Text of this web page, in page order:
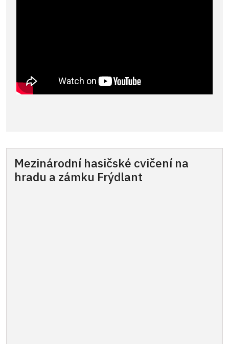
Mezinárodní hasičské cvičení na
hradu a zámku Frýdlant